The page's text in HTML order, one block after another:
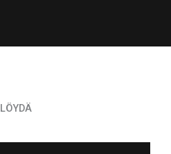
LÖYDÄ